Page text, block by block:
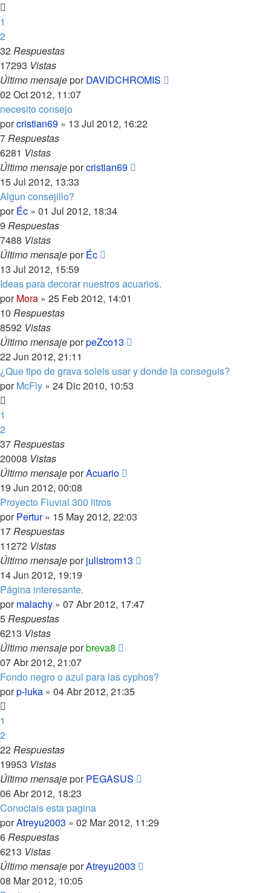
1
2
32Respuestas
17293 Vistas
Último mensajeporDAVIDCHROMIS
02 Oct 2012, 11:07
necesito consejo
porcristian69 » 13 Jul 2012, 16:22
7Respuestas
6281 Vistas
Último mensajeporcristian69
15 Jul 2012, 13:33
Algun consejillo?
porÉc » 01 Jul 2012, 18:34
9 Respuestas
7488 Vistas
Último mensajeporÉc
13 Jul 2012, 15:59
Ideas para decorar nuestros acuarios.
porMora » 25 Feb 2012, 14:01
10 Respuestas
8592 Vistas
Último mensajeporpeZco13
22 Jun 2012, 21:11
¿Que tipo de grava soleis usar y donde la conseguis?
porMcFly » 24 Dic 2010, 10:53
1
2
37Respuestas
20008 Vistas
Último mensajeporAcuario
19 Jun 2012, 00:08
Proyecto Fluvial 300 litros
porPertur» 15 May 2012, 22:03
17Respuestas
11272 Vistas
Último mensajeporjulistrom13
14 Jun 2012, 19:19
Página interesante.
pormalachy » 07 Abr 2012, 17:47
5Respuestas
6213 Vistas
Último mensajeporbreva8
07 Abr 2012, 21:07
Fondo negro o azul para las cyphos?
porp-luka » 04 Abr 2012, 21:35
1
2
22Respuestas
19953 Vistas
Último mensajeporPEGASUS
06 Abr 2012, 18:23
Conociais esta pagina
porAtreyu2003 » 02 Mar 2012, 11:29
6Respuestas
6213 Vistas
Último mensajeporAtreyu2003
08 Mar 2012, 10:05